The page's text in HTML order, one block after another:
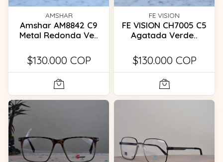
AMSHAR
Amshar AM8842 C9
Metal Redonda Ve..
$130.000 COP
FE VISION
FE VISION CH7005 C5
Agatada Verde..
$130.000 COP